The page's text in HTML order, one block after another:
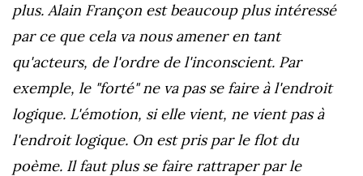
plus. Alain Françon est beaucoup plus intéressé
par ce que cela va nous amener en tant
qu'acteurs, de l'ordre de l'inconscient. Par
exemple, le "forté" ne va pas se faire à l'endroit
logique. L'émotion, si elle vient, ne vient pas à
l'endroit logique. On est pris par le flot du
poème. Il faut plus se faire rattraper par le